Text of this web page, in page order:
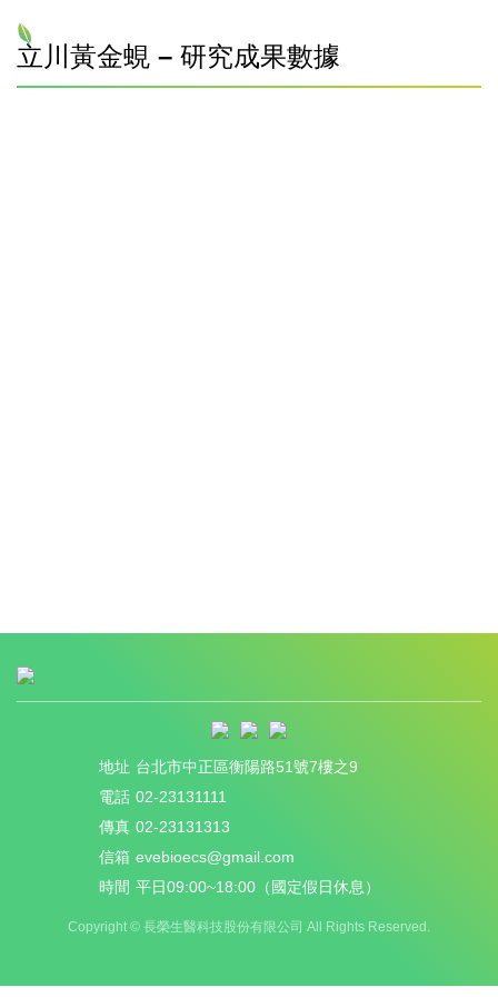
立川黃金蜆 – 研究成果數據
Copyright © 長榮生醫科技股份有限公司 All Rights Reserved.
地址 台北市中正區衡陽路51號7樓之9
電話 02-23131111
傳真 02-23131313
信箱 evebioecs@gmail.com
時間 平日09:00~18:00（國定假日休息）